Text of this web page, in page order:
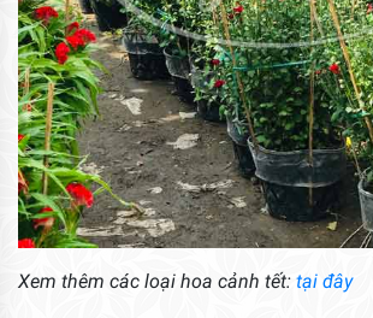
Xem thêm các loại hoa cảnh tết: tại đây